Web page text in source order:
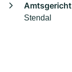
Amtsgericht
Stendal